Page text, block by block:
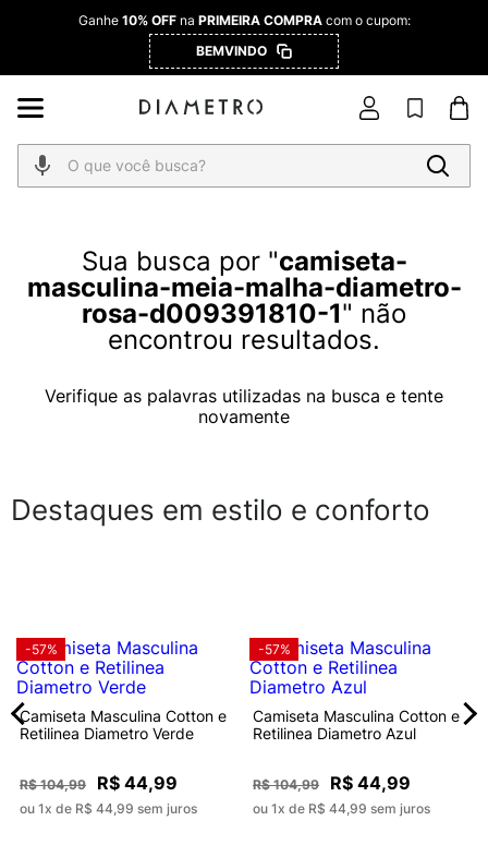
Ganhe 10% OFFna PRIMEIRA COMPRAcom o cupom:
BEMVINDO
O que você busca?
camiseta-
masculina-meia-malha-diametro-
rosa-d009391810-1
Destaques em estilo e conforto
-57%
Camiseta Masculina Cotton e
Retilinea Diametro Verde
R$ 104,99 R$ 44,99
ou 1x de R$ 44,99 sem juros
-57%
Camiseta Masculina Cotton e
Retilinea Diametro Azul
R$ 104,99 R$ 44,99
ou 1x de R$ 44,99 sem juros